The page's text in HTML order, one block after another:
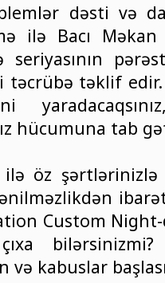
dəsti və
ilə Bacı Məkan
seriyasının
təcrübə təklif
hücumuna tab
öz şərtlərinizlə
Custom Night-
bilərsinizmi?
və kabuslar